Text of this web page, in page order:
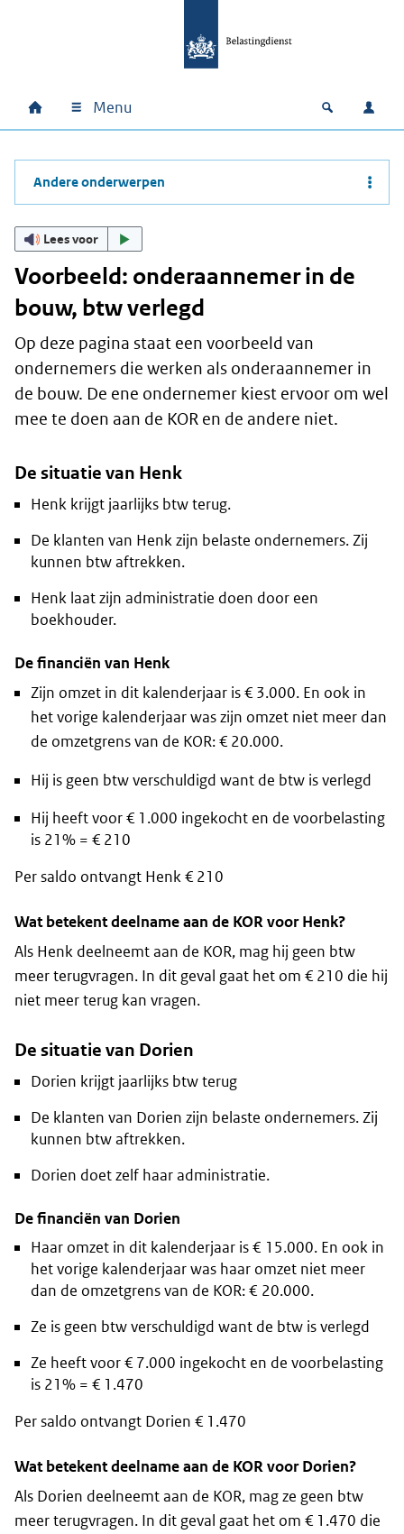
Hoofdnavigatie
Home Menu Open
Andere onderwerpen
Lees voor
Voorbeeld: onderaannemer in de
bouw, btw verlegd
Op deze pagina staat een voorbeeld van
ondernemers die werken als onderaannemer in
de bouw. De ene ondernemer kiest ervoor om wel
mee te doen aan de KOR en de andere niet.
De situatie van Henk
Henk krijgt jaarlijks btw terug.
De klanten van Henk zijn belaste ondernemers. Zij
kunnen btw aftrekken.
Henk laat zijn administratie doen door een
boekhouder.
De financiën van Henk
Zijn omzet in dit kalenderjaar is € 3.000. En ook in
het vorige kalenderjaar was zijn omzet niet meer dan
de omzetgrens van de KOR: € 20.000.
Hij is geen btw verschuldigd want de btw is verlegd
Hij heeft voor € 1.000 ingekocht en de voorbelasting
is 21% = € 210
Per saldo ontvangt Henk € 210
Wat betekent deelname aan de KOR voor Henk?
Als Henk deelneemt aan de KOR, mag hij geen btw
meer terugvragen. In dit geval gaat het om € 210 die hij
niet meer terug kan vragen.
De situatie van Dorien
Dorien krijgt jaarlijks btw terug
De klanten van Dorien zijn belaste ondernemers. Zij
kunnen btw aftrekken.
Dorien doet zelf haar administratie.
De financiën van Dorien
Haar omzet in dit kalenderjaar is € 15.000. En ook in
het vorige kalenderjaar was haar omzet niet meer
dan de omzetgrens van de KOR: € 20.000.
Ze is geen btw verschuldigd want de btw is verlegd
Ze heeft voor € 7.000 ingekocht en de voorbelasting
is 21% = € 1.470
Per saldo ontvangt Dorien € 1.470
Wat betekent deelname aan de KOR voor Dorien?
Als Dorien deelneemt aan de KOR, mag ze geen btw
meer terugvragen. In dit geval gaat het om € 1.470 die